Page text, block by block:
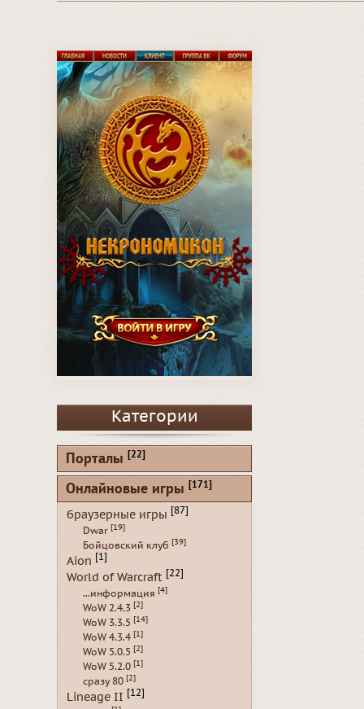
Категории
Порталы [22]
Онлайновые игры [171]
браузерные игры [87]
Dwar [19]
Бойцовский клуб [39]
Aion [1]
World of Warcraft [22]
...информация [4]
WoW 2.4.3 [2]
WoW 3.3.5 [14]
WoW 4.3.4 [1]
WoW 5.0.5 [2]
WoW 5.2.0 [1]
сразу 80 [2]
Lineage II [12]